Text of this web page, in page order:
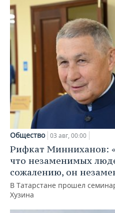
Общество 03 авг, 00:00
Рифкат Минниханов:
что незаменимых
сожалению, он
В Татарстане прошел
Хузина